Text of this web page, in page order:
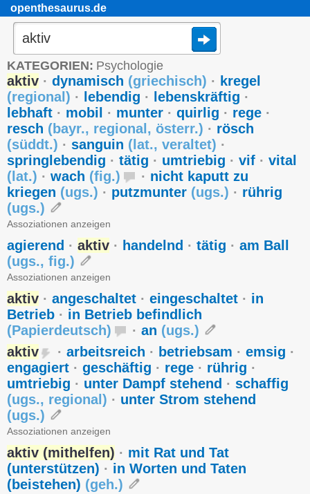
openthesaurus.de
KATEGORIEN: Psychologie
aktiv · dynamisch (griechisch) · kregel
(regional ) · lebendig · lebenskräftig ·
lebhaft · mobil · munter · quirlig · rege ·
resch (bayr., regional , österr.) · rösch
(süddt.) · sanguin ( lat., veraltet) ·
springlebendig · tätig · umtriebig · vif · vital
( lat.) · wach (fig.) · nicht kaputt zu
kriegen (ugs.) · putzmunter (ugs.) · rührig
(ugs.)
Assoziationen anzeigen
agierend · aktiv · handelnd · tätig · am Ball
(ugs., fig.)
Assoziationen anzeigen
aktiv · angeschaltet · eingeschaltet · in
Betrieb · in Betrieb befindlich
(Papierdeutsch) · an (ugs.)
aktiv
· arbeitsreich · betriebsam · emsig ·
engagiert · geschäftig · rege · rührig ·
umtriebig · unter Dampf stehend · schaffig
(ugs., regional ) · unter Strom stehend
(ugs.)
Assoziationen anzeigen
aktiv (mithelfen) · mit Rat und Tat
(unterstützen) · in Worten und Taten
(beistehen) (geh.)